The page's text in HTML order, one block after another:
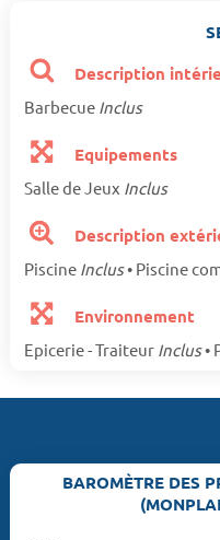
Description
Barbecue Inclus
Equipements
Salle de Jeux Inclus
Description
Piscine Inclus• Piscine
Environnement
Epicerie - Traiteur Inclus•
BAROMÈTRE DES